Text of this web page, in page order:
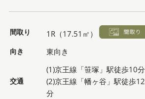
間取り 1R（17.51㎡）
向き 東向き
交通
(1)京王線「笹塚」駅徒歩10分
(2)京王線「幡ヶ谷」駅徒歩12
分